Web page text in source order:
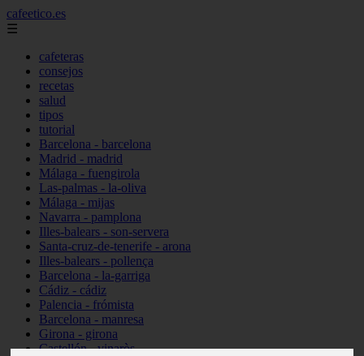
cafeetico.es
☰
cafeteras
consejos
recetas
salud
tipos
tutorial
Barcelona - barcelona
Madrid - madrid
Málaga - fuengirola
Las-palmas - la-oliva
Málaga - mijas
Navarra - pamplona
Illes-balears - son-servera
Santa-cruz-de-tenerife - arona
Illes-balears - pollença
Barcelona - la-garriga
Cádiz - cádiz
Palencia - frómista
Barcelona - manresa
Girona - girona
Castellón - vinaròs